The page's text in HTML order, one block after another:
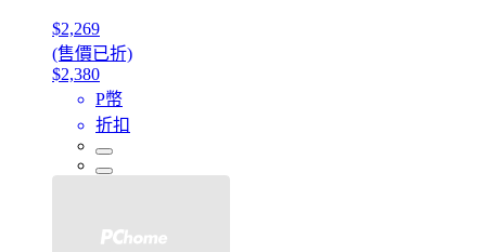
$2,269
(售價已折)
$2,380
P幣
折扣